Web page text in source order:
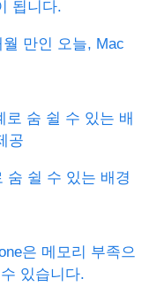
만인 오늘, Mac
숨 쉴 수 있는 배경